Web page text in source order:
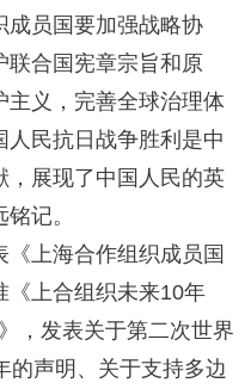
成员国要加强战略协
联合国宪章宗旨和原
主义，完善全球治理体
民抗日战争胜利是中
，展现了中国人民的英
记。
上海合作组织成员国
《上合组织未来10年
，发表关于第二次世界
的声明、关于支持多边